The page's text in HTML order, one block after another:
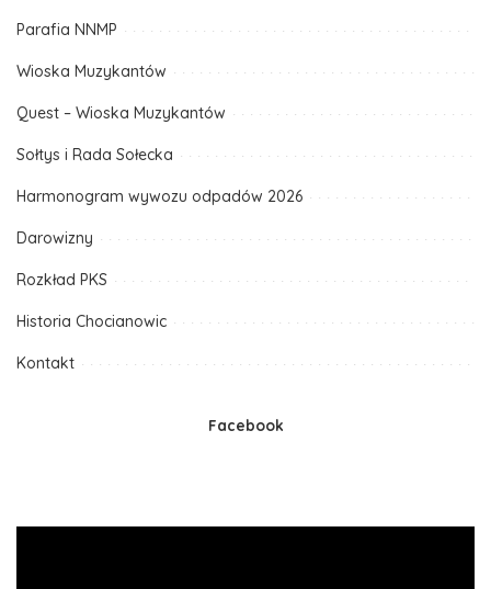
Parafia NNMP
Wioska Muzykantów
Quest – Wioska Muzykantów
Sołtys i Rada Sołecka
Harmonogram wywozu odpadów 2026
Darowizny
Rozkład PKS
Historia Chocianowic
Kontakt
Facebook